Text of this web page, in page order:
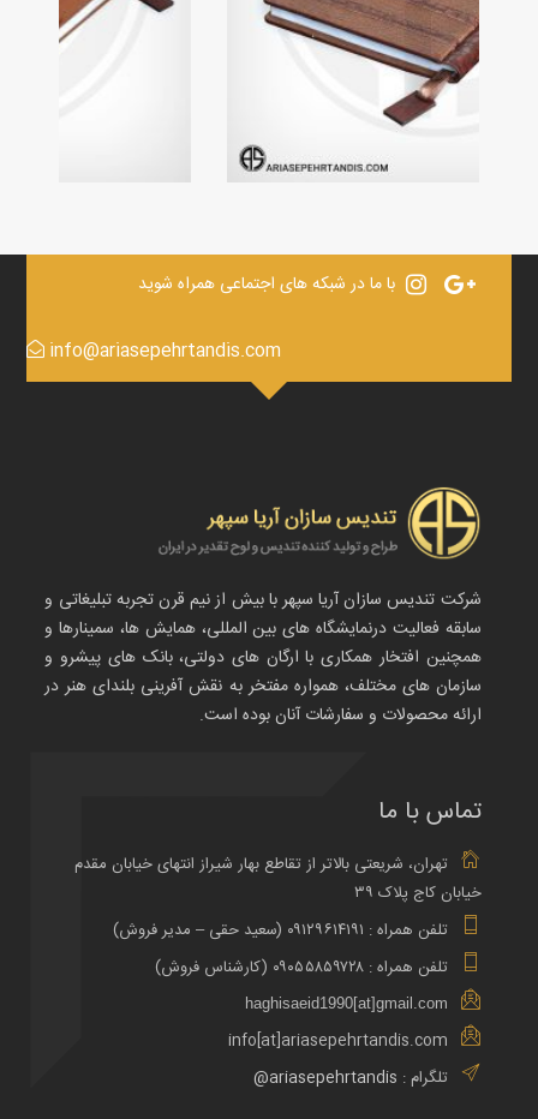
با ما در شبکه های اجتماعی همراه شوید
info@ariasepehrtandis.com
شرکت تندیس سازان آریا سپهر با بیش از نیم قرن تجربه تبلیغاتی و
سابقه فعالیت درنمایشگاه های بین المللی، همایش ها، سمینارها و
همچنین افتخار همکاری با ارگان های دولتی، بانک های پیشرو و
سازمان های مختلف، همواره مفتخر به نقش آفرینی بلندای هنر در
ارائه محصولات و سفارشات آنان بوده است.
تماس با ما
تهران، شریعتی بالاتر از تقاطع بهار شیراز انتهای خیابان مقدم
خیابان کاج پلاک ۳۹
تلفن همراه : ۰۹۱۲۹۶۱۴۱۹۱ (سعید حقی – مدیر فروش)
تلفن همراه : ۰۹۰۵۵۸۵۹۷۲۸ (کارشناس فروش)
haghisaeid1990[at]gmail.com
info[at]ariasepehrtandis.com
تلگرام : ariasepehrtandis@